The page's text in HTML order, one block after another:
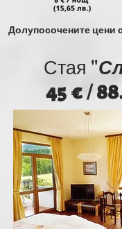
Долупосочените цени
Стая "
45 € /